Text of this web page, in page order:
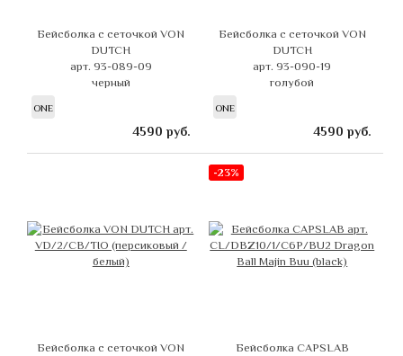
Бейсболка с сеточкой VON
DUTCH
арт. 93-089-09
черный
ONE
4590 руб.
Бейсболка с сеточкой VON
DUTCH
арт. 93-090-19
голубой
ONE
4590 руб.
Бейсболка с сеточкой VON
-23%
Бейсболка CAPSLAB